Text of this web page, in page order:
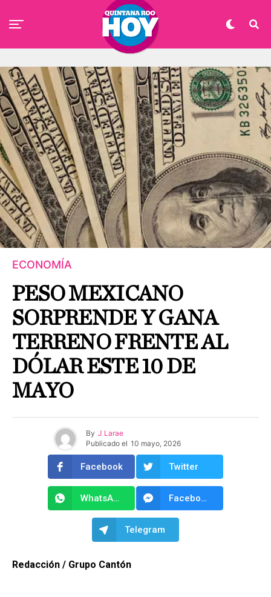
ECONOMÍA
PESO MEXICANO
SORPRENDE Y GANA
TERRENO FRENTE AL
DÓLAR ESTE 10 DE
MAYO
By J Larae
Publicado el 10 mayo, 2026
Facebook Twitter
WhatsApp Facebook Messenger
Telegram
Redacción / Grupo Cantón